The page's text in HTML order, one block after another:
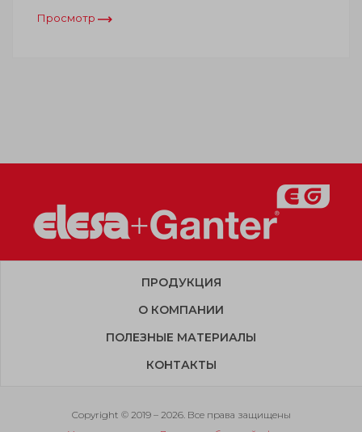
Просмотр
ПРОДУКЦИЯ
О КОМПАНИИ
ПОЛЕЗНЫЕ МАТЕРИАЛЫ
КОНТАКТЫ
Copyright © 2019 – 2026. Все права защищены